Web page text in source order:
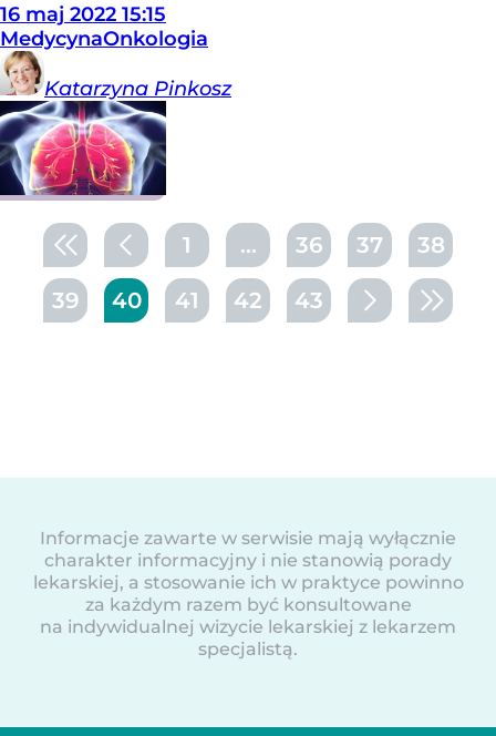
16 maj 2022 15:15
MedycynaOnkologia
Katarzyna Pinkosz
1 ... 36 37 38
39 40 41 42 43
Informacje zawarte w serwisie mają wyłącznie
charakter informacyjny i nie stanowią porady
lekarskiej, a stosowanie ich w praktyce powinno
za każdym razem być konsultowane
na indywidualnej wizycie lekarskiej z lekarzem
specjalistą.